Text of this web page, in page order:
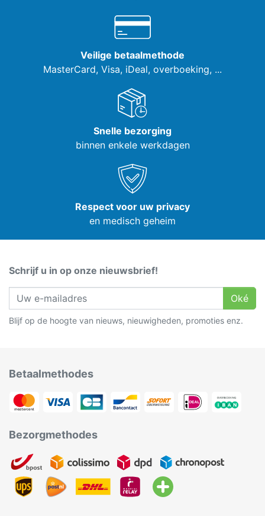
Veilige betaalmethode
MasterCard, Visa, iDeal, overboeking, ...
Snelle bezorging
binnen enkele werkdagen
Respect voor uw privacy
en medisch geheim
Schrijf u in op onze nieuwsbrief!
Oké
Blijf op de hoogte van nieuws, nieuwigheden, promoties enz.
Betaalmethodes
Bezorgmethodes